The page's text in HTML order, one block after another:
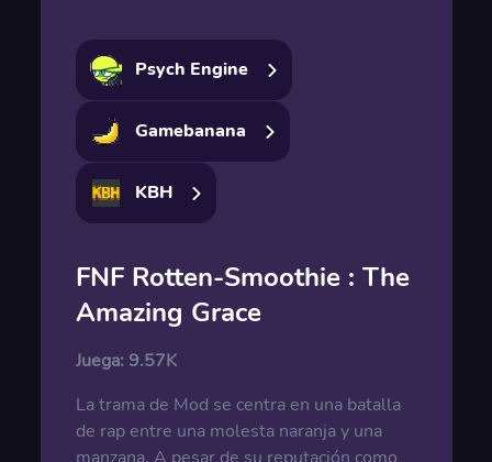
Psych Engine
Gamebanana
KBH
FNF Rotten-Smoothie : The
Amazing Grace
Juega: 9.57K
La trama de Mod se centra en una batalla
de rap entre una molesta naranja y una